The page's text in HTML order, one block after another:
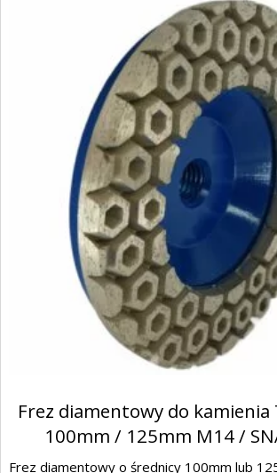
Frez diamentowy do kamienia
100mm / 125mm M14 /
Frez diamentowy o średnicy 100mm lub